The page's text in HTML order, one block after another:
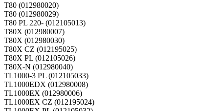
T80 (012980020)
T80 (012980029)
T80 PL 220- (012105013)
T80X (012980007)
T80X (012980030)
T80X CZ (012195025)
T80X PL (012105026)
T80X-N (012980040)
TL1000-3 PL (012105033)
TL1000EDX (012980008)
TL1000EX (012980006)
TL1000EX CZ (012195024)